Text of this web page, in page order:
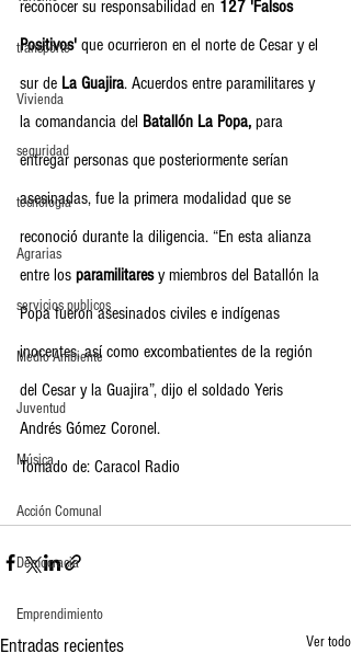
transporte
Vivienda
seguridad
tecnología
Agrarias
servicios publicos
Medio Ambiente
Juventud
Música
Acción Comunal
Democracia
Emprendimiento
reconocer su responsabilidad en 127 'Falsos
Positivos' que ocurrieron en el norte de Cesar y el
sur de La Guajira. Acuerdos entre paramilitares y
la comandancia del Batallón La Popa, para
entregar personas que posteriormente serían
asesinadas, fue la primera modalidad que se
reconoció durante la diligencia. “En esta alianza
entre los paramilitares y miembros del Batallón la
Popa fueron asesinados civiles e indígenas
inocentes, así como excombatientes de la región
del Cesar y la Guajira”, dijo el soldado Yeris
Andrés Gómez Coronel.
Tomado de: Caracol Radio
Entradas recientes Ver todo